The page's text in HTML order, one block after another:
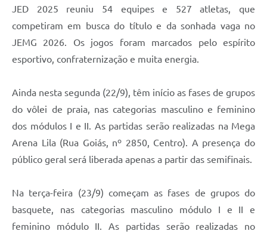
JED 2025 reuniu 54 equipes e 527 atletas, que
competiram em busca do título e da sonhada vaga no
JEMG 2026. Os jogos foram marcados pelo espírito
esportivo, confraternização e muita energia.
Ainda nesta segunda (22/9), têm início as fases de grupos
do vôlei de praia, nas categorias masculino e feminino
dos módulos I e II. As partidas serão realizadas na Mega
Arena Lila (Rua Goiás, nº 2850, Centro). A presença do
público geral será liberada apenas a partir das semifinais.
Na terça-feira (23/9) começam as fases de grupos do
basquete, nas categorias masculino módulo I e II e
feminino módulo II. As partidas serão realizadas no